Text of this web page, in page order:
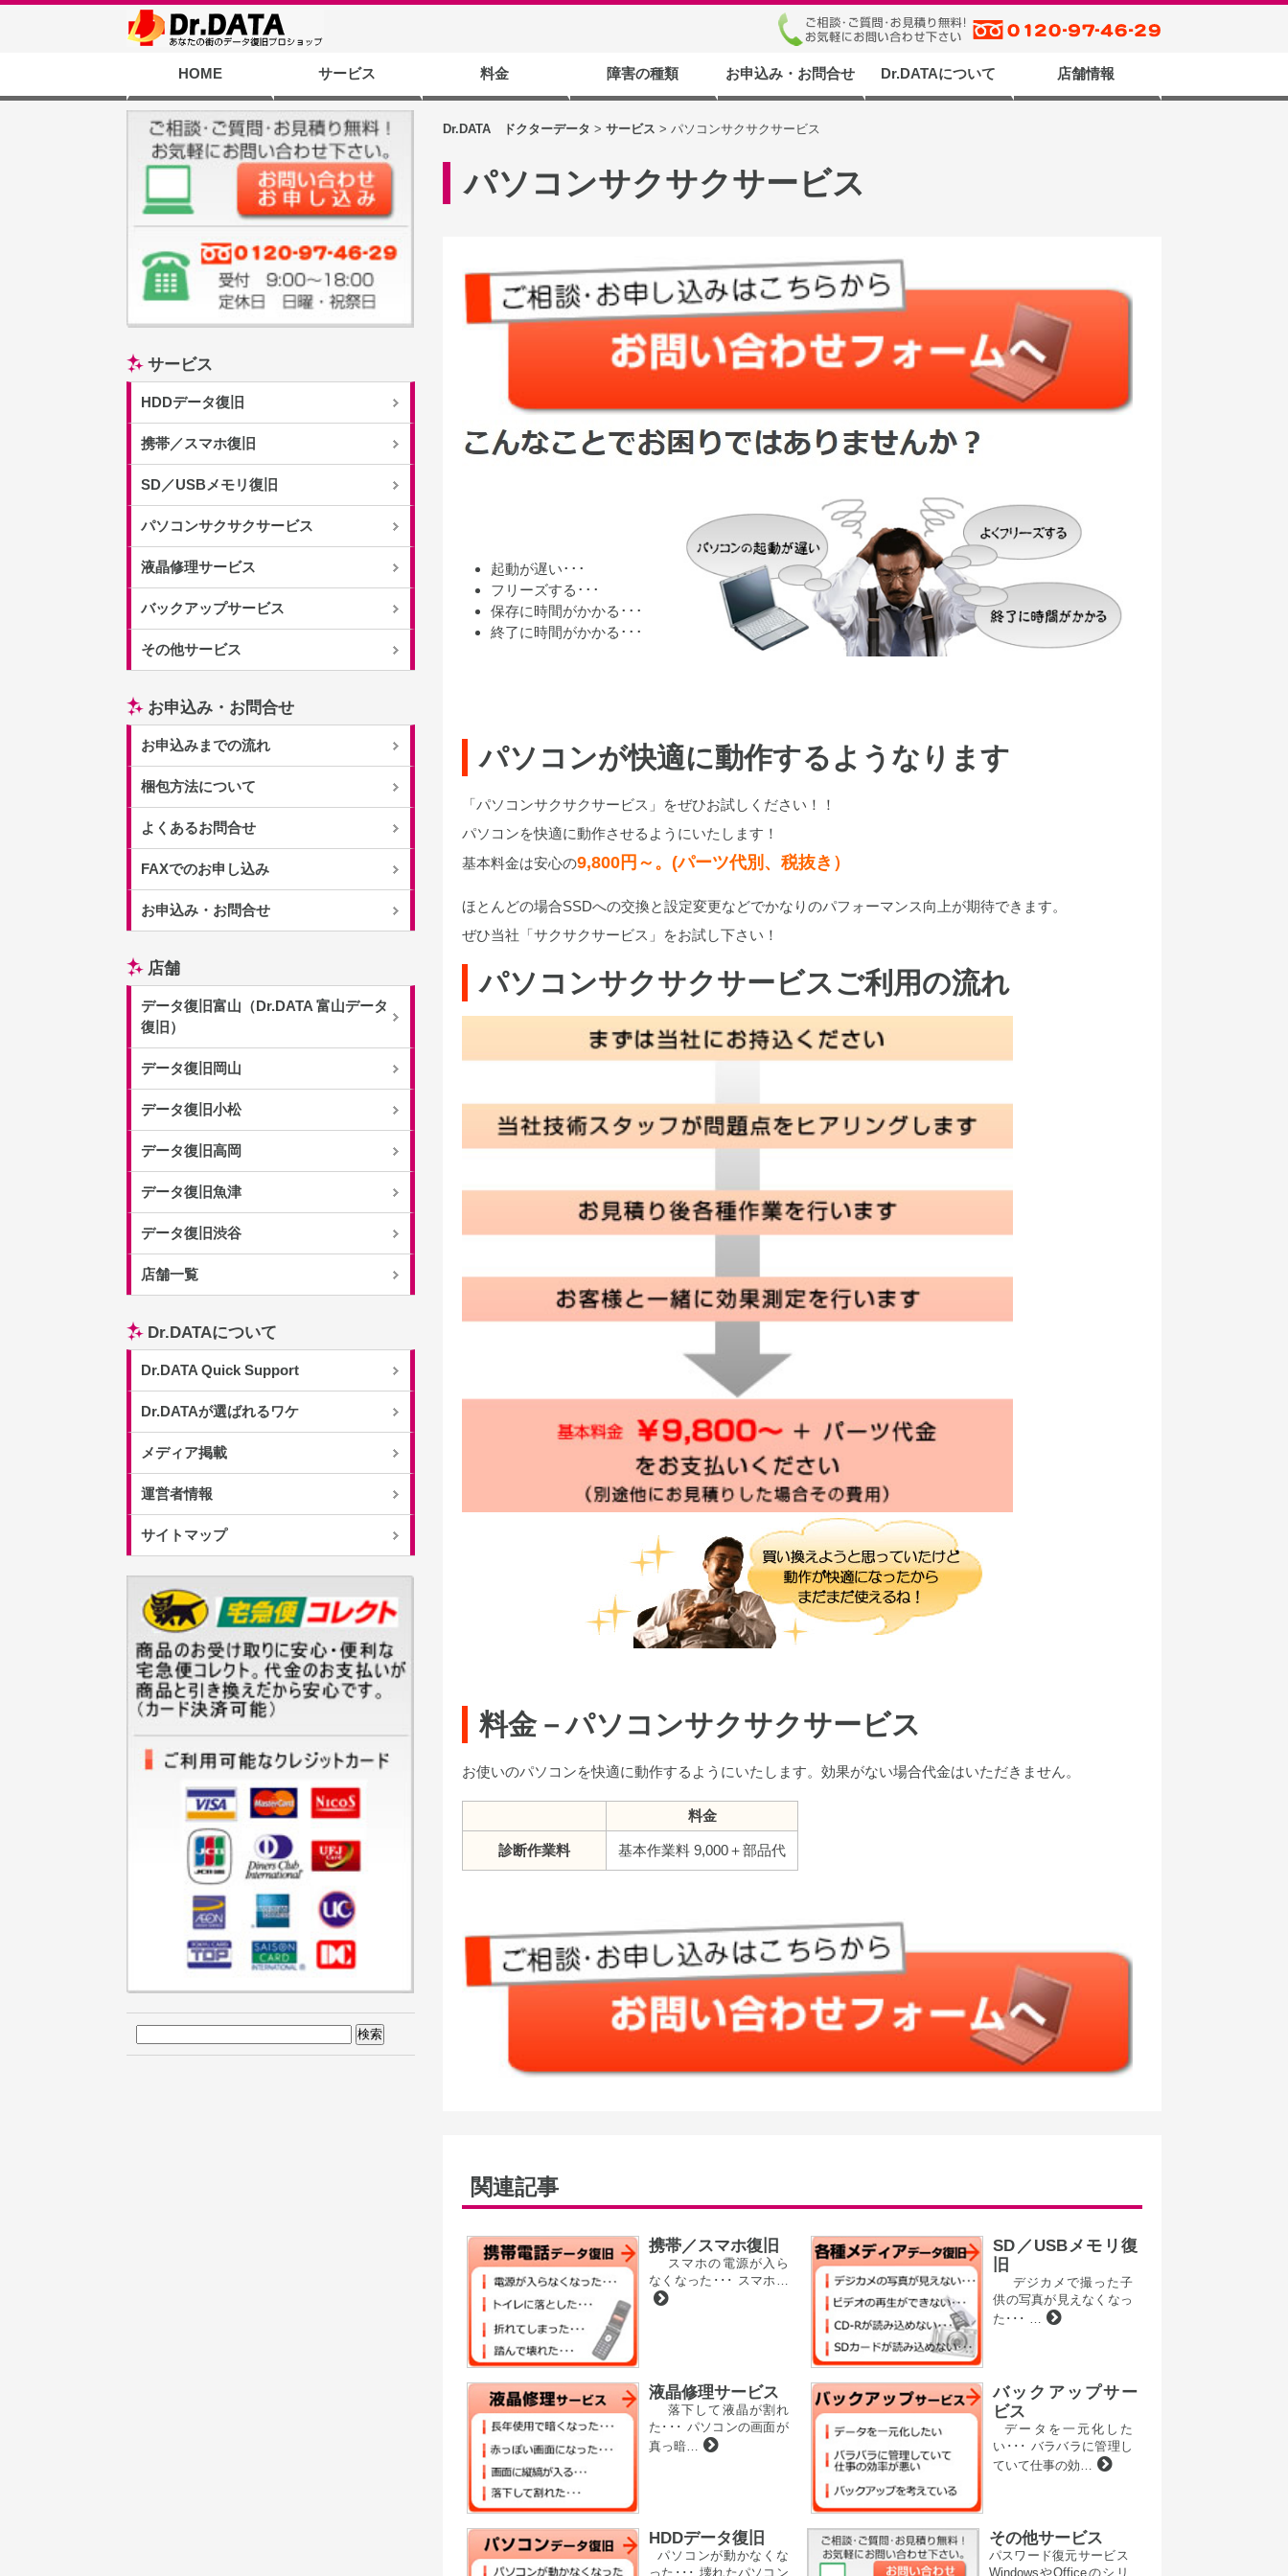
HOME サービス
HDDデータ復旧
携帯／スマホ復旧
SD/USBメモリ復旧
PCサクサクサービス
液晶修理サービス
バックアップサービス
料金
料金一覧
HDDデータ復旧
携帯／スマホ復旧
SD/USBメモリ復旧
PCサクサクサービス
液晶修理サービス
データ消去サービス
障害の種類
ハードディスクの構造と障害
お申込み・お問合せ
お申込みまでの流れ
梱包について
よくあるお問合せ
お申込み・お問合せ
Dr.DATAについて 店舗情報
Dr.DATA ドクターデータ > サービス > パソコンサクサクサービス
パソコンサクサクサービス
起動が遅い･･･
フリーズする･･･
保存に時間がかかる･･･
終了に時間がかかる･･･
パソコンが快適に動作するようなります
「パソコンサクサクサービス」をぜひお試しください！！
パソコンを快適に動作させるようにいたします！
基本料金は安心の9,800円～。(パーツ代別、税抜き）
ほとんどの場合SSDへの交換と設定変更などでかなりのパフォーマンス向上が期待できます。
ぜひ当社「サクサクサービス」をお試し下さい！
パソコンサクサクサービスご利用の流れ
料金－パソコンサクサクサービス
お使いのパソコンを快適に動作するようにいたします。効果がない場合代金はいただきません。
料金
診断作業料 基本作業料 9,000＋部品代
関連記事
携帯／スマホ復旧
スマホの電源が入ら
なくなった･･･ スマホ…
SD／USBメモリ復
旧
デジカメで撮った子
供の写真が見えなくなっ
た･･･ …
液晶修理サービス
落下して液晶が割れ
た･･･ パソコンの画面が
真っ暗…
バックアップサー
ビス
データを一元化した
い･･･ バラバラに管理し
ていて仕事の効…
HDDデータ復旧
パソコンが動かなくな
った･･･ 壊れたパソコン
その他サービス
パスワード復元サービス
WindowsやOfficeのシリ
サービス
HDDデータ復旧
携帯／スマホ復旧
SD／USBメモリ復旧
パソコンサクサクサービス
液晶修理サービス
バックアップサービス
その他サービス
お申込み・お問合せ
お申込みまでの流れ
梱包方法について
よくあるお問合せ
FAXでのお申し込み
お申込み・お問合せ
店舗
データ復旧富山（Dr.DATA 富山データ
復旧）
データ復旧岡山
データ復旧小松
データ復旧高岡
データ復旧魚津
データ復旧渋谷
店舗一覧
Dr.DATAについて
Dr.DATA Quick Support
Dr.DATAが選ばれるワケ
メディア掲載
運営者情報
サイトマップ